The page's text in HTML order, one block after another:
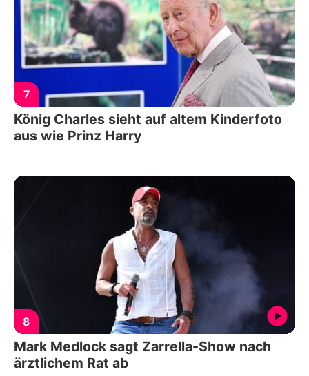
7
König Charles sieht auf altem Kinderfoto
aus wie Prinz Harry
8
Mark Medlock sagt Zarrella-Show nach
ärztlichem Rat ab